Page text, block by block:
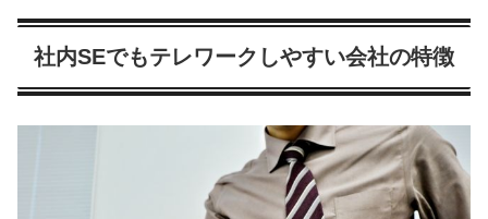
社内SEでもテレワークしやすい会社の特徴